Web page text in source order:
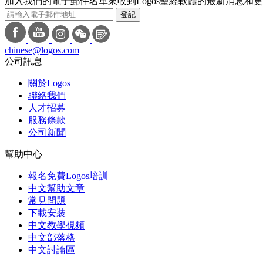
登記
chinese@logos.com
公司訊息
關於Logos
聯絡我們
人才招募
服務條款
公司新聞
幫助中心
報名免費Logos培訓
中文幫助文章
常見問題
下載安裝
中文教學視頻
中文部落格
中文討論區